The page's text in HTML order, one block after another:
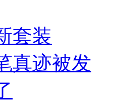
套装
真迹被发